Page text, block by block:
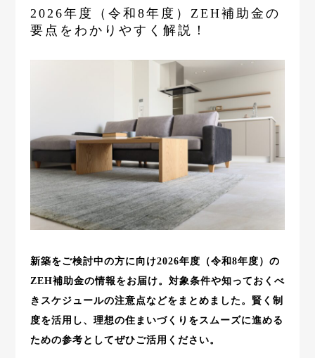
2026年度（令和8年度）ZEH補助金の
要点をわかりやすく解説！
新築をご検討中の方に向け2026年度（令和8年度）の
ZEH補助金の情報をお届け。対象条件や知っておくべ
きスケジュールの注意点などをまとめました。賢く制
度を活用し、理想の住まいづくりをスムーズに進める
ための参考としてぜひご活用ください。